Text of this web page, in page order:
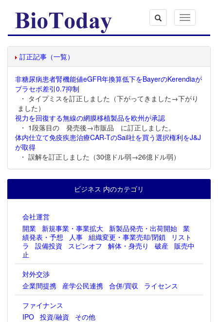
Toggle
navigation
訂正記事（一覧）
非糖尿病患者腎機能値eGFR年換算低下をBayerのKerendiaが
プラセボ差引0.7抑制
・ タイプミスを訂正しました（下がってきました→下がり
ました）
視力を回復する無線の網膜移植製品を欧州が承認
・ 1段落目の 発売後→市販品 に訂正しました。
体内仕立て免疫疾患治療CAR-TのSail社を買う選択権利をJ&J
が取得
・ 誤解を訂正しました（30億ドル弱→26億ドル弱）
ビジネス 内のカテゴリ
会社運営
開業
新規事業・事業拡大 新製品発売・出荷開始 業
績発表・予想
人事 組織変更・事業売却/閉鎖
リスト
ラ
設備投資 スピンオフ 解体・身売り 破産 販売中
止
対外交渉
企業間提携
産学公民連携 合併/買収
ライセンス
ファイナンス
IPO 投資/融資
その他